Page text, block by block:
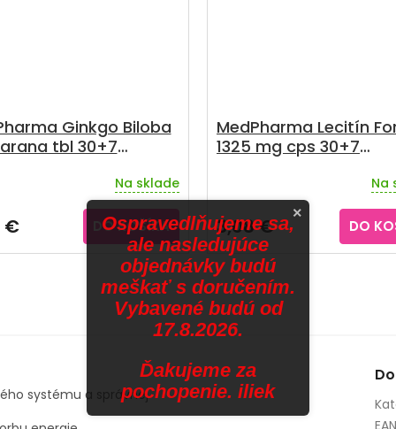
Ginkgo Biloba
tbl 30+7
Na sklade
€ DO KOŠÍKA
MedPharma Lecitín
1325 mg cps 30+7
Na
3,08 € DO
systému a správnej
×
Ospravedlňujeme sa,
ale nasledujúce
objednávky budú
meškať s doručením.
Vybavené budú od
17.8.2026.
Ďakujeme za
pochopenie. iliek